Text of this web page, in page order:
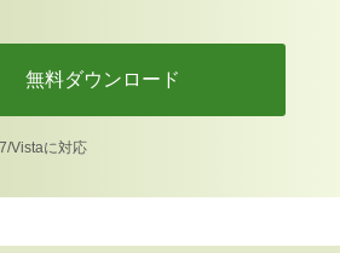
無料ダウンロード
Vistaに対応